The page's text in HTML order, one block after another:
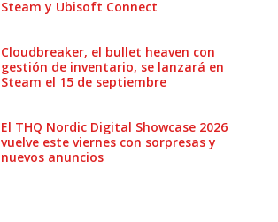
Steam y Ubisoft Connect
Cloudbreaker, el bullet heaven con
gestión de inventario, se lanzará en
Steam el 15 de septiembre
El THQ Nordic Digital Showcase 2026
vuelve este viernes con sorpresas y
nuevos anuncios